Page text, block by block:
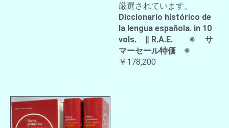
厳選されています。
Diccionario histórico de
la lengua española. in 10
vols. ∥ R.A.E. ※ サ
マーセール特価 ※
￥178,200